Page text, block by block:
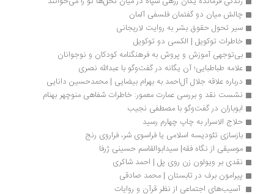
چالش میان دو گفتمان فلسفی آلمان
سیر تحول حقوق بشر به روایت لاریجانی
خاطرات توکویل | الکسی دو توکویل
بی‌توجهی آموزش و پروش به فرهنگنامه کودکان و نوجوانان
علامه طباطبایی؛ آن یگانه در گفت‌وگو با عبدالله نصری
درباره علاقه جلال آل‌احمد به بهرام بیضایی | محمدحسین دانایی
نشست نقد و بررسی عمارت معمور: خاطرات شفاهی منوچهر بهنام
ابوباران در گفت‌وگو با مصطفی نجیب
حلاج الاسرار به چاپ چهارم رسید
بازسازی تئودیسه اسلامی یا فراسوی شر، فراروی رنج
موسیقی از نگاه فقه| سیدابوالقاسم حسینی ژرفا
نقدی بر ویولون زن روی پل | احمد شاکری
پیرامون برف در تابستان | محمد صادقی
آسیب‌های اجتماعی از نظر قرآن و روایات